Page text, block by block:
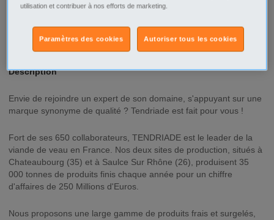
Type de contrat CDI
Type d'emploi Temps plein
Description
Envie de rejoindre un expert de son domaine, s'appuyant sur une
marque synonyme de qualité ? Tendriade est fait pour vous !
Fort de ses 650 collaborateurs, TENDRIADE est le leader de la
viande de veau en France. Nos deux sites de production, situés à
Chateaubourg (35) et à Saulce Sur Rhône (26), produisent 35
000 tonnes de produits finis chaque année pour un chiffre
d'affaires de 250 Millions d'Euros.
Nous proposons une large gamme de produits frais et surgelés,
utilisation et contribuer à nos efforts de marketing.
Autoriser tous les cookies
Paramètres des cookies